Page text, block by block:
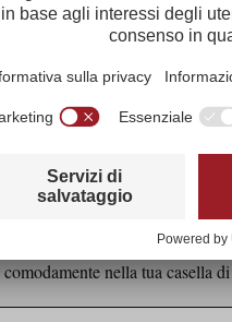
– Snow Card Tirol
comodamente nella tua casella